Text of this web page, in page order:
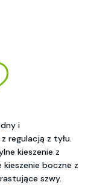
i
regulacją z tyłu.
kieszenie z
boczne z
szwy.